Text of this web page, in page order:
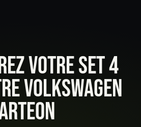
VOTRE SET 4
VOLKSWAGEN